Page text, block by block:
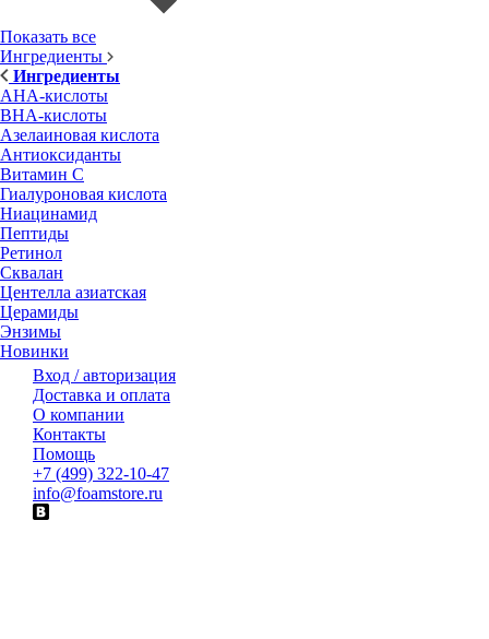
Показать все
Ингредиенты
Ингредиенты
AHA-кислоты
BHA-кислоты
Азелаиновая кислота
Антиоксиданты
Витамин С
Гиалуроновая кислота
Ниацинамид
Пептиды
Ретинол
Сквалан
Центелла азиатская
Церамиды
Энзимы
Новинки
Вход / авторизация
Доставка и оплата
О компании
Контакты
Помощь
+7 (499) 322-10-47
info@foamstore.ru